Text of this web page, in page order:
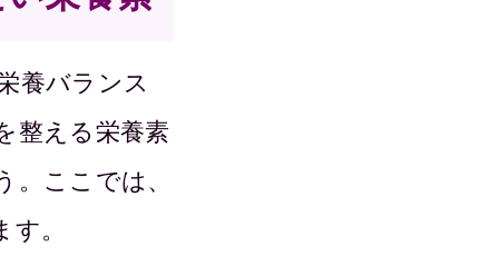
養バランス
整える栄養素
ここでは、
。